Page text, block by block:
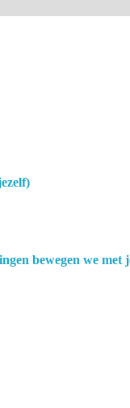
bewegen we met